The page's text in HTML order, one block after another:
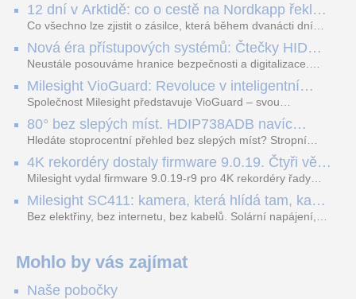
12 dní v Arktidě: co o cestě na Nordkapp řekla
data ze SMARTBOX 2 MAX
Co všechno lze zjistit o zásilce, která během dvanácti dní
projede Arktidou? SMARTBOX 2 MAX jsme vzali na trasu z
Tromsø přes Lofoty, Kirunu a finské Laponsko až na
Nordkapp. Bez jediného dobití, v mrazu až −13 °C a mimo
otřesy i náklon. Výsledkem není jen čára na mapě, ale
podrobný datový příběh celé cesty.
Nová éra přístupových systémů: Čtečky HID
Signo
Neustále posouváme hranice bezpečnosti a digitalizace.
v oblasti kontroly přístupu – moderní a vysoce univerzální
čtečky HID Signo.
Milesight VioGuard: Revoluce v inteligentní
detekci dopravních přestupků
Společnost Milesight představuje VioGuard – svou
dopravních přestupků. Tento systém, poháněný
sofistikovanými algoritmy umělé inteligence (AI), je navržen
tak, aby poskytoval komplexní nástroje pro vymáhání
dopravních předpisů, zvyšoval bezpečnost na silnicích a
optimalizoval plynulost dopravy v moderních městech.
80° bez slepých míst. HDIP738ADB navíc
streamuje na YouTube – bez PC.
Hledáte stoprocentní přehled bez slepých míst? Stropní
panoramatická kamera HDIP738ADB skládá obraz ze dvou
4MP senzorů SONY do jednoho čistého 180° záběru bez
zkreslení. K tomu přidává AI detekci osob a vozidel,
YouTube – bez běžícího počítače.
4K rekordéry dostaly firmware 9.0.19. Čtyři věci,
které musíte vědět.
Milesight vydal firmware 9.0.19-r9 pro 4K rekordéry řady
které vám zjednoduší práci – a jedna z nich vám ušetří
spoustu zbytečných výjezdů k zákazníkům.
Milesight SC411: kamera, která hlídá tam, kam
kabel nedosáhne
Bez elektřiny, bez internetu, bez kabelů. Solární napájení,
váš telefon. Podívejte se na video.
Mohlo by vás zajímat
Naše pobočky